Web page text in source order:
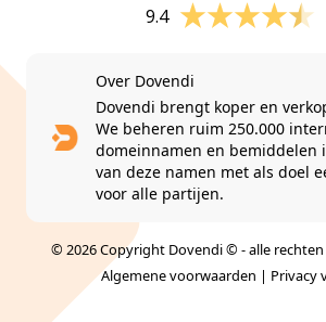
9.4
Over Dovendi
Dovendi brengt koper en
We beheren ruim 250.000
domeinnamen en bemiddelen
van deze namen met als doel
voor alle partijen.
© 2026 Copyright Dovendi © - alle
Algemene voorwaarden | Privacy